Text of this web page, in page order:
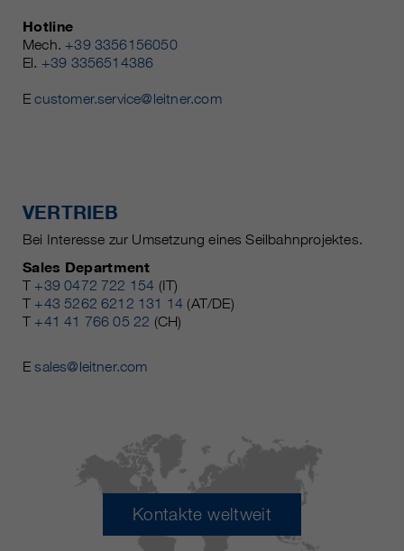
Hotline
Mech. +39 3356156050
El. +39 3356514386
Ecustomer.service@leitner.com
VERTRIEB
Bei Interesse zur Umsetzung eines Seilbahnprojektes.
Sales Department
T +39 0472 722 154 (IT)
T +43 5262 6212 131 14 (AT/DE)
T +41 41 766 05 22 (CH)
Esales@leitner.com
Kontakte weltweit